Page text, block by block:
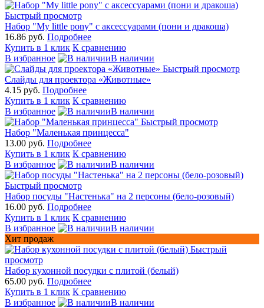
Быстрый просмотр
Набор "My little pony" с аксессуарами (пони и дракоша)
16.86 руб. Подробнее
Купить в 1 клик К сравнению
В избранное
В наличии
Быстрый просмотр
Слайды для проектора «Животные»
4.15 руб. Подробнее
Купить в 1 клик К сравнению
В избранное
В наличии
Быстрый просмотр
Набор "Маленькая принцесса"
13.00 руб. Подробнее
Купить в 1 клик К сравнению
В избранное
В наличии
Быстрый просмотр
Набор посуды "Настенька" на 2 персоны (бело-розовый)
16.00 руб. Подробнее
Купить в 1 клик К сравнению
В избранное
В наличии
Хит продаж
Быстрый
просмотр
Набор кухонной посудки с плитой (белый)
65.00 руб. Подробнее
Купить в 1 клик К сравнению
В избранное
В наличии